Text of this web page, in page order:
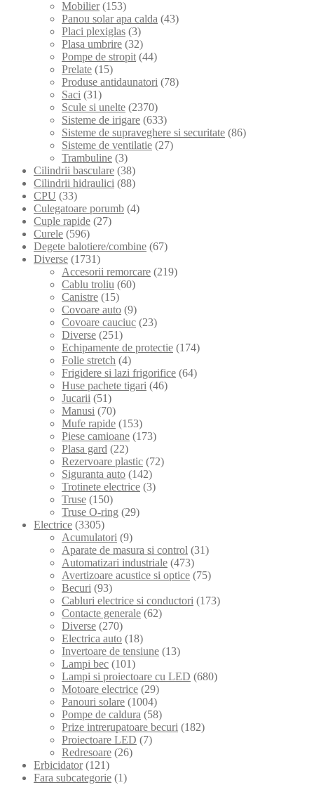
Mobilier (153)
Panou solar apa calda (43)
Placi plexiglas (3)
Plasa umbrire (32)
Pompe de stropit (44)
Prelate (15)
Produse antidaunatori (78)
Saci (31)
Scule si unelte (2370)
Sisteme de irigare (633)
Sisteme de supraveghere si securitate (86)
Sisteme de ventilatie (27)
Trambuline (3)
Cilindrii basculare (38)
Cilindrii hidraulici (88)
CPU (33)
Culegatoare porumb (4)
Cuple rapide (27)
Curele (596)
Degete balotiere/combine (67)
Diverse (1731)
Accesorii remorcare (219)
Cablu troliu (60)
Canistre (15)
Covoare auto (9)
Covoare cauciuc (23)
Diverse (251)
Echipamente de protectie (174)
Folie stretch (4)
Frigidere si lazi frigorifice (64)
Huse pachete tigari (46)
Jucarii (51)
Manusi (70)
Mufe rapide (153)
Piese camioane (173)
Plasa gard (22)
Rezervoare plastic (72)
Siguranta auto (142)
Trotinete electrice (3)
Truse (150)
Truse O-ring (29)
Electrice (3305)
Acumulatori (9)
Aparate de masura si control (31)
Automatizari industriale (473)
Avertizoare acustice si optice (75)
Becuri (93)
Cabluri electrice si conductori (173)
Contacte generale (62)
Diverse (270)
Electrica auto (18)
Invertoare de tensiune (13)
Lampi bec (101)
Lampi si proiectoare cu LED (680)
Motoare electrice (29)
Panouri solare (1004)
Pompe de caldura (58)
Prize intrerupatoare becuri (182)
Proiectoare LED (7)
Redresoare (26)
Erbicidator (121)
Fara subcategorie (1)